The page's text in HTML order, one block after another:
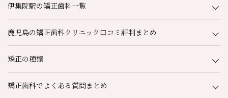
伊集院駅の矯正歯科一覧
鹿児島の矯正歯科クリニック口コミ評判まとめ
矯正の種類
矯正歯科でよくある質問まとめ